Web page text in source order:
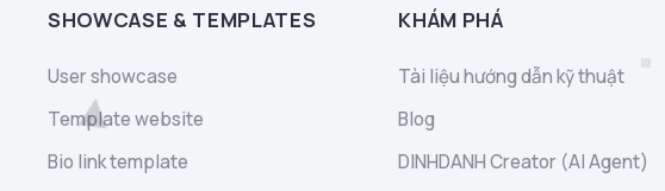
SHOWCASE & TEMPLATES
User showcase
Template website
Bio link template
KHÁM PHÁ
Tài liệu hướng dẫn kỹ thuật
Blog
DINHDANH Creator (AI Agent)